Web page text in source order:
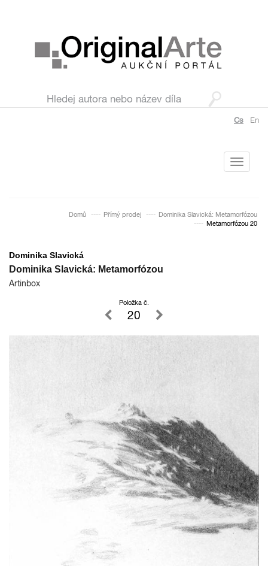
Cs En
Toggle
Domů Přímý prodej
Dominika Slavická: Metamorfózou
Metamorfózou 20
Dominika Slavická
Dominika Slavická: Metamorfózou
Artinbox
Položka č.
20